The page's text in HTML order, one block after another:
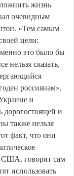
жизнь
очевидным
«Тем самым
цели:
это было бы
нельзя сказать,
россиянам»,
и
дорогостоящей и
также нельзя
факт, что они
США, говорит сам
использовать